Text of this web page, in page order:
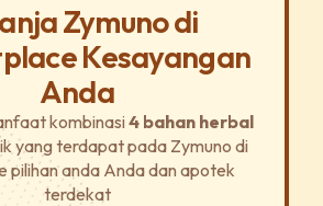
Zymuno di
Kesayangan
Anda
kombinasi 4 bahan herbal
yang terdapat pada Zymuno di
pilihan anda Anda dan apotek
terdekat